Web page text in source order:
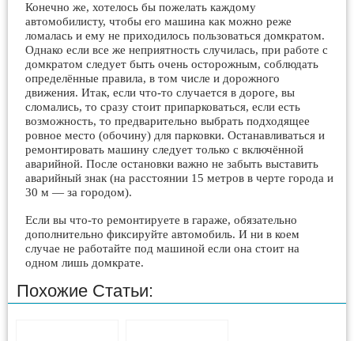
Конечно же, хотелось бы пожелать каждому
автомобилисту, чтобы его машина как можно реже
ломалась и ему не приходилось пользоваться домкратом.
Однако если все же неприятность случилась, при работе с
домкратом следует быть очень осторожным, соблюдать
определённые правила, в том числе и дорожного
движения. Итак, если что-то случается в дороге, вы
сломались, то сразу стоит припарковаться, если есть
возможность, то предварительно выбрать подходящее
ровное место (обочину) для парковки. Останавливаться и
ремонтировать машину следует только с включённой
аварийной. После остановки важно не забыть выставить
аварийный знак (на расстоянии 15 метров в черте города и
30 м — за городом).
Если вы что-то ремонтируете в гараже, обязательно
дополнительно фиксируйте автомобиль. И ни в коем
случае не работайте под машиной если она стоит на
одном лишь домкрате.
Похожие Статьи: